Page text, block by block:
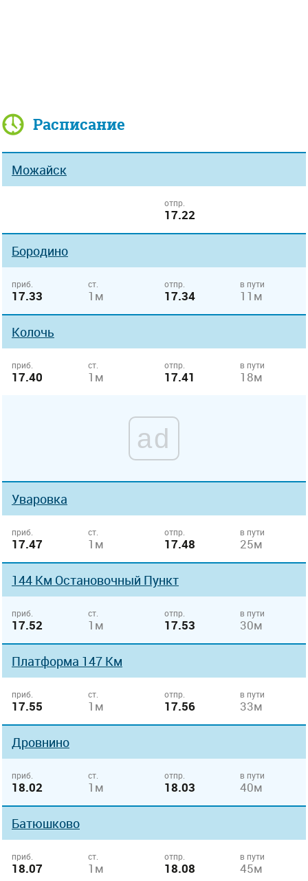
Расписание
Можайск
отпр.
17.22
Бородино
приб.
17.33
ст.
1м
отпр.
17.34
в пути
11м
Колочь
приб.
17.40
ст.
1м
отпр.
17.41
в пути
18м
ad
Уваровка
приб.
17.47
ст.
1м
отпр.
17.48
в пути
25м
144 Км Остановочный Пункт
приб.
17.52
ст.
1м
отпр.
17.53
в пути
30м
Платформа 147 Км
приб.
17.55
ст.
1м
отпр.
17.56
в пути
33м
Дровнино
приб.
18.02
ст.
1м
отпр.
18.03
в пути
40м
Батюшково
приб.
18.07
ст.
1м
отпр.
18.08
в пути
45м